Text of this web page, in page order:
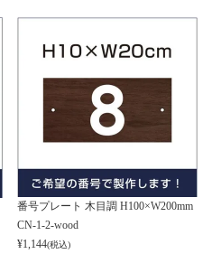
番号プレート 木目調 H100×W200mm
CN-1-2-wood
¥1,144(税込)